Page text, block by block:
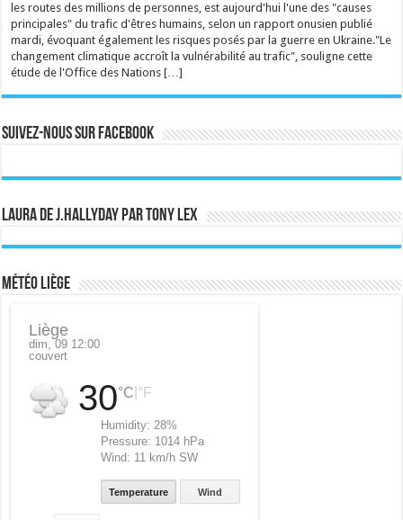
les routes des millions de personnes, est aujourd'hui l'une des "causes
principales" du trafic d'êtres humains, selon un rapport onusien publié
mardi, évoquant également les risques posés par la guerre en Ukraine."Le
changement climatique accroît la vulnérabilité au trafic", souligne cette
étude de l'Office des Nations […]
Suivez-nous sur Facebook
Laura de J.Hallyday par Tony Lex
Météo Liège
Liège
dim, 09 12:00
couvert
30°C °F
Humidity:28%
Pressure: 1014 hPa
Wind: 11 km/h SW
Temperature Wind